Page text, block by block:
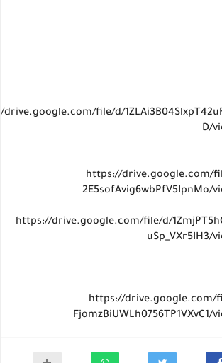
file/d/
D/
https://drive.google.com/
2E5sofAvig6wbPfV5IpnMo/
https://drive.google.com/file/d/
uSp_VXr5IH3/
https://drive.google.com/
FjomzBiUWLh0756TP1VXvC1/